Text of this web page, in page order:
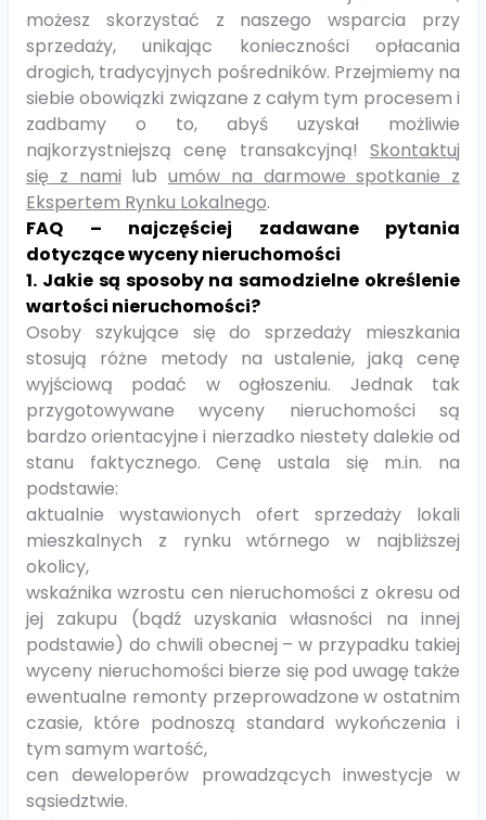
możesz skorzystać z naszego wsparcia przy
sprzedaży, unikając konieczności opłacania
drogich, tradycyjnych pośredników. Przejmiemy na
siebie obowiązki związane z całym tym procesem i
zadbamy o to, abyś uzyskał możliwie
najkorzystniejszą cenę transakcyjną! Skontaktuj
się z nami lub umów na darmowe spotkanie z
Ekspertem Rynku Lokalnego.
FAQ – najczęściej zadawane pytania
dotyczące wyceny nieruchomości
1. Jakie są sposoby na samodzielne określenie
wartości nieruchomości?
Osoby szykujące się do sprzedaży mieszkania
stosują różne metody na ustalenie, jaką cenę
wyjściową podać w ogłoszeniu. Jednak tak
przygotowywane wyceny nieruchomości są
bardzo orientacyjne i nierzadko niestety dalekie od
stanu faktycznego. Cenę ustala się m.in. na
podstawie:
aktualnie wystawionych ofert sprzedaży lokali
mieszkalnych z rynku wtórnego w najbliższej
okolicy,
wskaźnika wzrostu cen nieruchomości z okresu od
jej zakupu (bądź uzyskania własności na innej
podstawie) do chwili obecnej – w przypadku takiej
wyceny nieruchomości bierze się pod uwagę także
ewentualne remonty przeprowadzone w ostatnim
czasie, które podnoszą standard wykończenia i
tym samym wartość,
cen deweloperów prowadzących inwestycje w
sąsiedztwie.